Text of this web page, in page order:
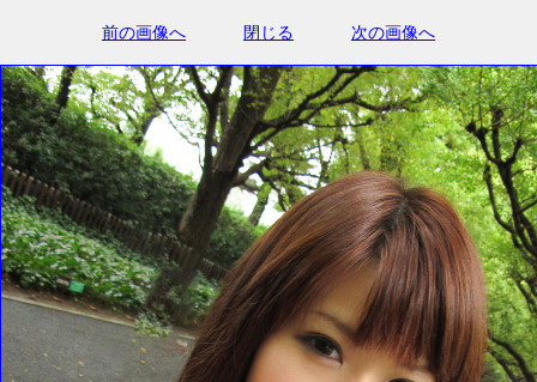
前の画像へ 閉じる 次の画像へ